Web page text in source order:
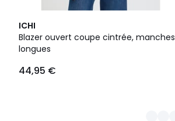
ICHI
Blazer ouvert coupe cintrée, manches
longues
44,95 €
10
Couleurs